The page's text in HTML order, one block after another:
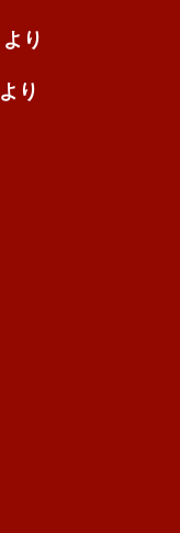
より
より